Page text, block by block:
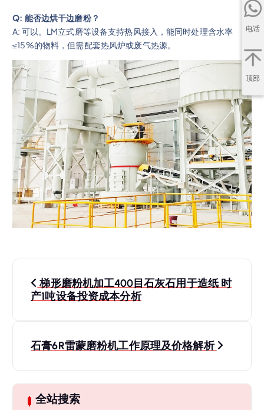
Q: 能否边烘干边磨粉？
A: 可以。LM立式磨等设备支持热风接入，能同时处理含水率
≤15%的物料，但需配套热风炉或废气热源。
文
章
航
梯形磨粉机加工400目石灰石用于造纸 时
产1吨设备投资成本分析
石膏6R雷蒙磨粉机工作原理及价格解析
全站搜索
电话
顶部